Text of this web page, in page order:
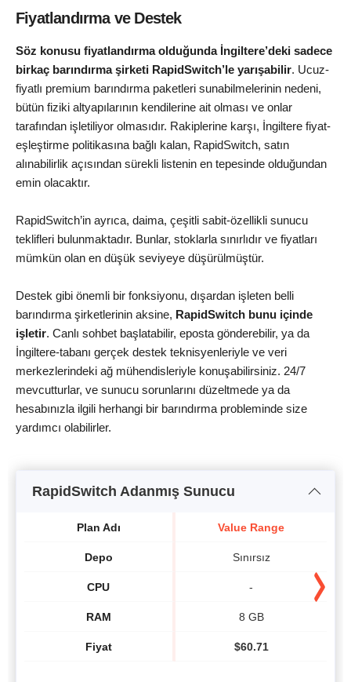
Fiyatlandırma ve Destek
Söz konusu fiyatlandırma olduğunda İngiltere’deki sadece
birkaç barındırma şirketi RapidSwitch’le yarışabilir. Ucuz-
fiyatlı premium barındırma paketleri sunabilmelerinin nedeni,
bütün fiziki altyapılarının kendilerine ait olması ve onlar
tarafından işletiliyor olmasıdır. Rakiplerine karşı, İngiltere fiyat-
eşleştirme politikasına bağlı kalan, RapidSwitch, satın
alınabilirlik açısından sürekli listenin en tepesinde olduğundan
emin olacaktır.
RapidSwitch’in ayrıca, daima, çeşitli sabit-özellikli sunucu
teklifleri bulunmaktadır. Bunlar, stoklarla sınırlıdır ve fiyatları
mümkün olan en düşük seviyeye düşürülmüştür.
Destek gibi önemli bir fonksiyonu, dışardan işleten belli
barındırma şirketlerinin aksine, RapidSwitch bunu içinde
işletir. Canlı sohbet başlatabilir, eposta gönderebilir, ya da
İngiltere-tabanı gerçek destek teknisyenleriyle ve veri
merkezlerindeki ağ mühendisleriyle konuşabilirsiniz. 24/7
mevcutturlar, ve sunucu sorunlarını düzeltmede ya da
hesabınızla ilgili herhangi bir barındırma probleminde size
yardımcı olabilirler.
RapidSwitch Adanmış Sunucu
Plan Adı
Depo
CPU
RAM
Fiyat
Value Range
Sınırsız
-
8 GB
$60.71